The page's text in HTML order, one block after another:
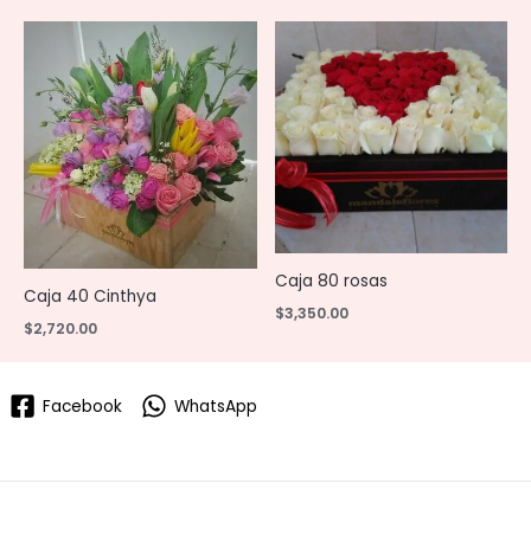
Caja 40 Cinthya
$2,720.00
Caja 80 rosas
$3,350.00
Facebook WhatsApp